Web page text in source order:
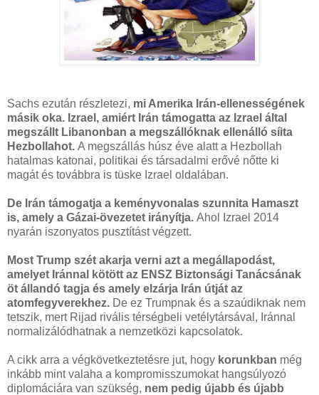
Sachs ezután részletezi, mi Amerika Irán-ellenességének
másik oka. Izrael, amiért Irán támogatta az Izrael által
megszállt Libanonban a megszállóknak ellenálló síita
Hezbollahot. A megszállás húsz éve alatt a Hezbollah
hatalmas katonai, politikai és társadalmi erővé nőtte ki
magát és továbbra is tüske Izrael oldalában.
De Irán támogatja a keményvonalas szunnita Hamaszt
is, amely a Gázai-övezetet irányítja. Ahol Izrael 2014
nyarán iszonyatos pusztítást végzett.
Most Trump szét akarja verni azt a megállapodást,
amelyet Iránnal kötött az ENSZ Biztonsági Tanácsának
öt állandó tagja és amely elzárja Irán útját az
atomfegyverekhez. De ez Trumpnak és a szaúdiknak nem
tetszik, mert Rijad rivális térségbeli vetélytársával, Iránnal
normalizálódhatnak a nemzetközi kapcsolatok.
A cikk arra a végkövetkeztetésre jut, hogy korunkban még
inkább mint valaha a kompromisszumokat hangsúlyozó
diplomáciára van szükség, nem pedig újabb és újabb